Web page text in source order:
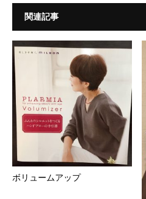
関連記事
ボリュームアップ